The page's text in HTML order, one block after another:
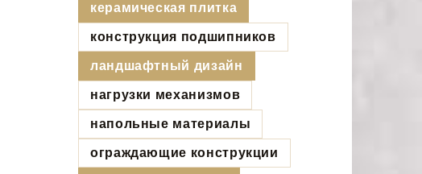
керамическая плитка
конструкция подшипников
ландшафтный дизайн
нагрузки механизмов
напольные материалы
ограждающие конструкции